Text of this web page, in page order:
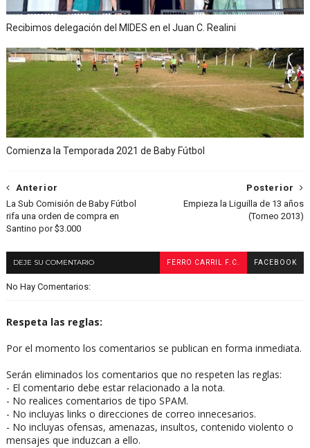
Recibimos delegación del MIDES en el Juan C. Realini
Comienza la Temporada 2021 de Baby Fútbol
Posterior
Empieza la Liguilla de 13 años
(Torneo 2013)
Anterior
La Sub Comisión de Baby Fútbol
rifa una orden de compra en
Santino por $3.000
DEJE SU COMENTARIO FERRO CARRIL F.C. FACEBOOK
No Hay Comentarios:
Respeta las reglas:
Por el momento los comentarios se publican en forma inmediata.
Serán eliminados los comentarios que no respeten las reglas:
- El comentario debe estar relacionado a la nota.
- No realices comentarios de tipo SPAM.
- No incluyas links o direcciones de correo innecesarios.
- No incluyas ofensas, amenazas, insultos, contenido violento o
mensajes que induzcan a ello.